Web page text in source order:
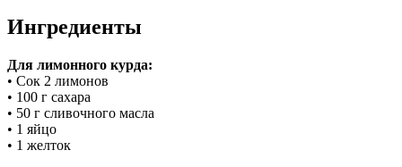
Ингредиенты
Для лимонного курда:
• Сок 2 лимонов
• 100 г сахара
• 50 г сливочного масла
• 1 яйцо
• 1 желток